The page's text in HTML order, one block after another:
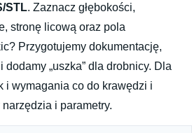
STL. Zaznacz głębokości,
stronę licową oraz pola
Przygotujemy dokumentację,
„uszka” dla drobnicy. Dla
i wymagania co do krawędzi i
i parametry.